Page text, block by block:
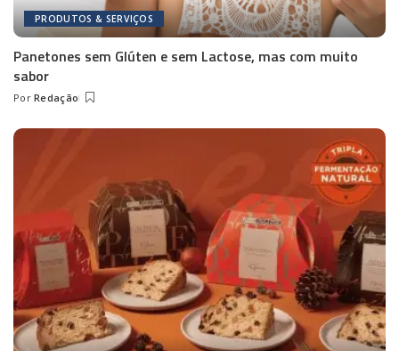
PRODUTOS & SERVIÇOS
Panetones sem Glúten e sem Lactose, mas com muito
sabor
Posted
Por Redação